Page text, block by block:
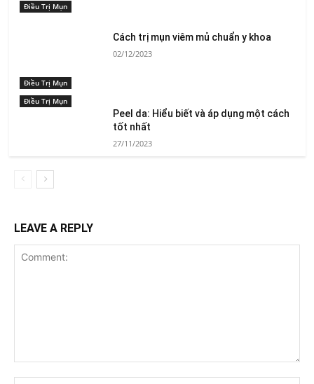
Điều Trị Mụn
Điều Trị Mụn
Cách trị mụn viêm mủ chuẩn y khoa
02/12/2023
Điều Trị Mụn
Peel da: Hiểu biết và áp dụng một cách
tốt nhất
27/11/2023
LEAVE A REPLY